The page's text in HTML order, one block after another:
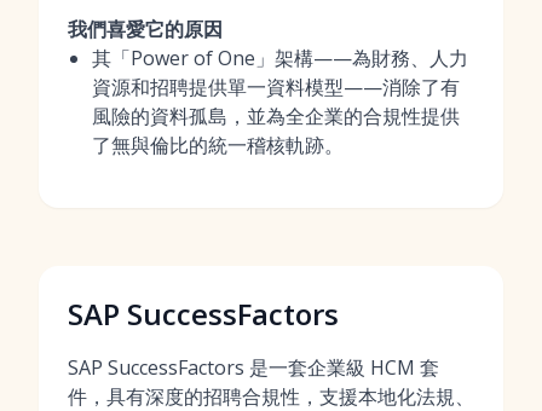
我們喜愛它的原因
其「Power of One」架構——為財務、人力
資源和招聘提供單一資料模型——消除了有
風險的資料孤島，並為全企業的合規性提供
了無與倫比的統一稽核軌跡。
SAP SuccessFactors
SAP SuccessFactors 是一套企業級 HCM 套
件，具有深度的招聘合規性，支援本地化法規、